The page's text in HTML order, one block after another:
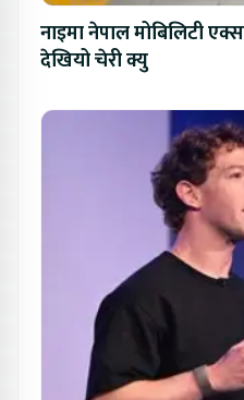
नाइमा नेपाल मोबिलिटी
देखियो चेरी क्यु